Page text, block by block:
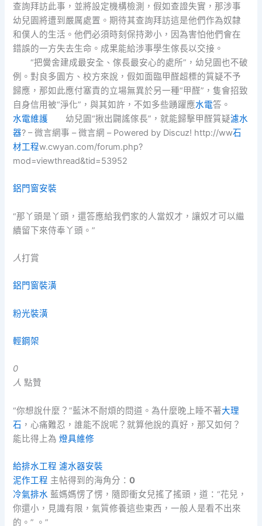
查詢拜訪此事，並將設定機構檢測，假如查證失實，那涉事
幼兒園將遭到嚴厲處置。期待其查詢拜訪這是他們作為奴隸
和僕人的生活。他們必須時刻保持渺小，因為害怕他們會在
錯誤的一方失去生命。成果能給涉事學生傢長以交接。
“把黌舍建成最安全、傢長最安心的處所”，幼兒園也不破
例。對良多園方、校方來說，假如面臨甲醛超標的質疑不予
歸應，那如此應付塞責的立場無異於另一種“甲醛”，隻會招致
自身信用被“淨化”，與其如許，不如多些踴躍應水電答。
水電維護 幼兒園“揪出闢謠傢長”，就能歸擊甲醛質疑濾水
器? – 微言網事 – 微言網 – Powered by Discuz! http://ww石
材工程w.cwyan.com/forum.php?
mod=viewthread&tid=53952
鋁門窗安裝
“那丫頭是丫頭，還答應給我們家的人當奴才，讓奴才可以繼
續留下來侍奉丫頭。”
人打賞
鋁門窗裝潢
粉光裝潢
輕鋼架
0
人 點贊
“你想說什麼？”藍沐不耐煩的問道。為什麼晚上睡不著大理
石 ，心痛難忍，誰能不說呢？就算他說的真好，那又如何？
能比得上為燈具維修
給排水工程 濾水器安裝
泥作工程 主帖得到的海角分：0
冷氣排水 藍媽媽愣了愣，隨即衝女兒搖了搖頭，道：“花兒，
你還小，見識有限，氣質修養這些東西，一般人是看不出來
的。” 。”